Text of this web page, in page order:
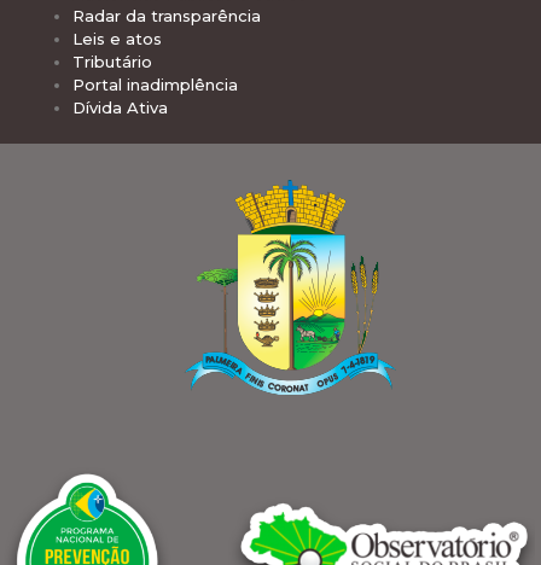
Radar da transparência
Leis e atos
Tributário
Portal inadimplência
Dívida Ativa